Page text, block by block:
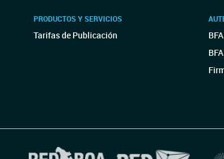
PRODUCTOS Y SERVICIOS
Tarifas de Publicación